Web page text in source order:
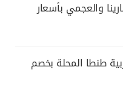
والعجمي بأسعار
طنطا المحلة بخصم